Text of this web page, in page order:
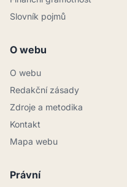
Slovník pojmů
O webu
O webu
Redakční zásady
Zdroje a metodika
Kontakt
Mapa webu
Právní